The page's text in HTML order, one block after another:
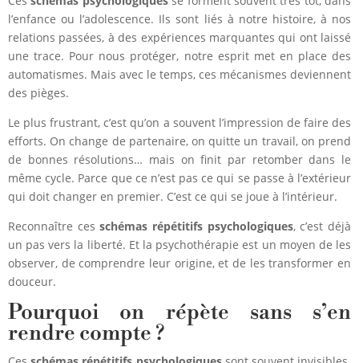
l’enfance ou l’adolescence. Ils sont liés à notre histoire, à nos
relations passées, à des expériences marquantes qui ont laissé
une trace. Pour nous protéger, notre esprit met en place des
automatismes. Mais avec le temps, ces mécanismes deviennent
des pièges.
Le plus frustrant, c’est qu’on a souvent l’impression de faire des
efforts. On change de partenaire, on quitte un travail, on prend
de bonnes résolutions… mais on finit par retomber dans le
même cycle. Parce que ce n’est pas ce qui se passe à l’extérieur
qui doit changer en premier. C’est ce qui se joue à l’intérieur.
Reconnaître cesschémas répétitifs psychologiques, c’est déjà
un pas vers la liberté. Et la psychothérapie est un moyen de les
observer, de comprendre leur origine, et de les transformer en
douceur.
Pourquoi on répète sans s’en
rendre compte ?